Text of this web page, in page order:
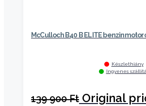
McCulloch B40 B ELITE
Készlethiány
Ingyenes
139 900Ft Original